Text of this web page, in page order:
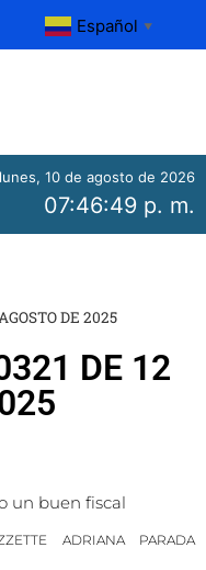
Español ▼
lunes, 10 de agosto de 2026
07:46:49 p. m.
DE 2025
DE 12
un buen fiscal
ADRIANA PARADA